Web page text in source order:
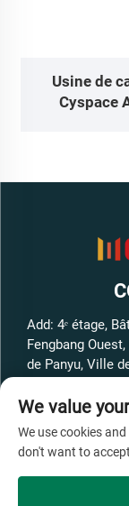
Usine de
Cyspace
Add: 4ᵉ étage,
Fengbang
de Panyu, Ville
Tél. :+86-
Courriel :[email
Copyright ©
We value
We use cookies
don't want to